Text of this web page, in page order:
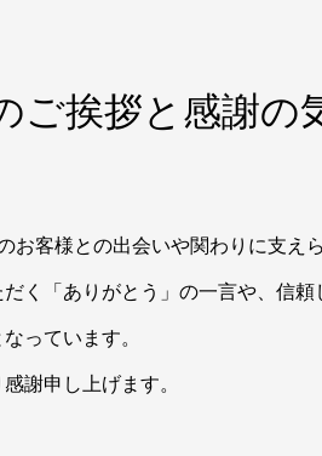
ご挨拶と感謝の
お客様との出会いや関わりに支え
く「ありがとう」の一言や、信
っています。
謝申し上げます。